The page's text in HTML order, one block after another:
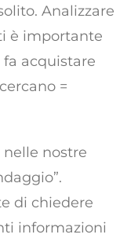
Analizzare
è importante
acquistare
=
nostre
di chiedere
informazioni